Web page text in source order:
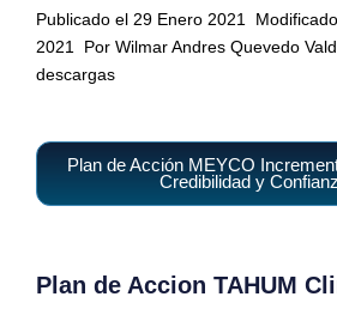
Publicado el 29 Enero 2021
2021
Por Wilmar Andres Quevedo
descargas
Plan de Acción MEYCO
Credibilidad y
Plan de Accion TAHUM